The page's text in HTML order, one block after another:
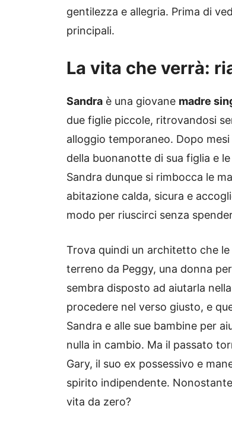
gentilezza e allegria. Prima di
principali.
La vita che verrà:
Sandra è una giovane madre
due figlie piccole, ritrovandosi
alloggio temporaneo. Dopo
della buonanotte di sua figlia e
Sandra dunque si rimbocca le
abitazione calda, sicura e
modo per riuscirci senza
Trova quindi un architetto che
terreno da Peggy, una donna
sembra disposto ad aiutarla
procedere nel verso giusto, e
Sandra e alle sue bambine per
nulla in cambio. Ma il passato
Gary, il suo ex possessivo e
spirito indipendente.
vita da zero?